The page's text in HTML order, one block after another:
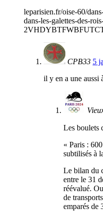
leparisien.fr/oise-60/
dans-les-galettes-des-
CPB33 5
il y en a une aussi
Les boulets
« Paris :
subtilisés à
Le bilan du
entre le 31
réévalué.
de
emparés de